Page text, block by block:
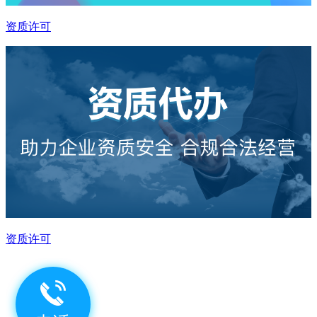
资质许可
资质许可